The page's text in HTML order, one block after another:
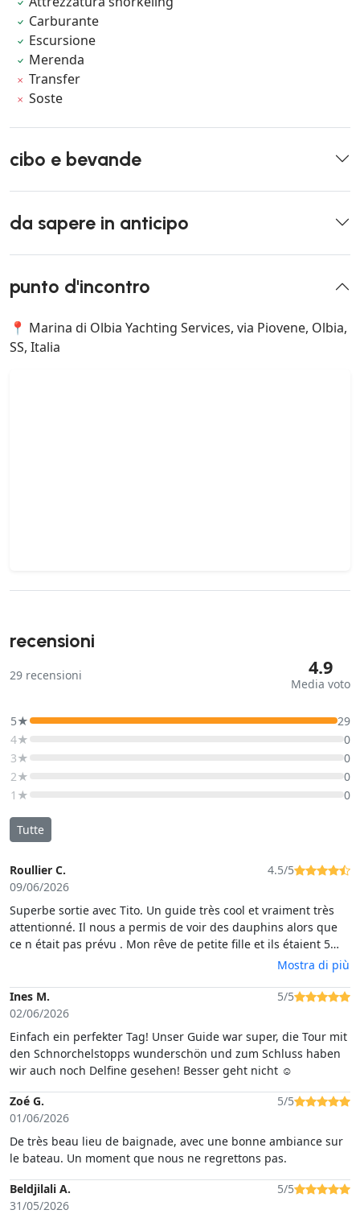
Carburante
Escursione
Merenda
Transfer
Soste
cibo e bevande
da sapere in anticipo
punto d'incontro
📍 Marina di Olbia Yachting Services, via Piovene, Olbia,
SS, Italia
recensioni
29 recensioni 4.9
Media voto
5★
29
4★
0
3★
0
2★
0
1★
0
Tutte
Roullier C.
09/06/2026
4.5/5
Superbe sortie avec Tito. Un guide très cool et vraiment très
attentionné. Il nous a permis de voir des dauphins alors que
ce n était pas prévu . Mon rêve de petite fille et ils étaient 5
Deux baignades dans des eaux cristallines et un petit apéro
maison. Très bon moment !
Mostra di più
Ines M.
02/06/2026
5/5
Einfach ein perfekter Tag! Unser Guide war super, die Tour mit
den Schnorchelstopps wunderschön und zum Schluss haben
wir auch noch Delfine gesehen! Besser geht nicht ☺️
Zoé G.
01/06/2026
5/5
De très beau lieu de baignade, avec une bonne ambiance sur
le bateau. Un moment que nous ne regrettons pas.
Beldjilali A.
31/05/2026
5/5